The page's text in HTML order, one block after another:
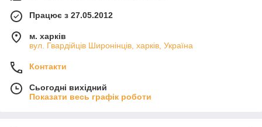
Працює з 27.05.2012
м. харків
вул. Гвардійців Широнінців, харків, Україна
Контакти
Сьогодні вихідний
Показати весь графік роботи